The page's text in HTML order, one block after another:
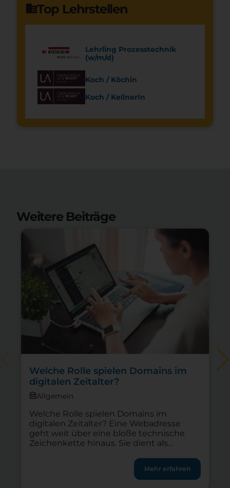
domainTop Lehrstellen
Lehrling Prozesstechnik
(w/m/d)
Koch / Köchin
Koch / KellnerIn
Weitere Beiträge
Welche Rolle spielen Domains im
digitalen Zeitalter?
Allgemein
Welche Rolle spielen Domains im
digitalen Zeitalter? Eine Webadresse
geht weit über eine bloße technische
Zeichenkette hinaus. Sie dient als
und erster Kontaktpunkt zu digitalen
Angeboten. Die eigene Domain bildet für
jeden Verein, jedes Start-up und alle
Mehr erfahren